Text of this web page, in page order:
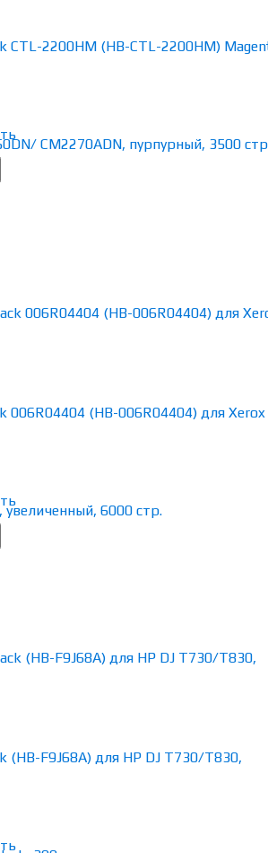
CTL-2200HM (HB-CTL-2200HM)
006R04404 (HB-006R04404) для Xerox
(HB-F9J68A) для HP DJ T730/T830,